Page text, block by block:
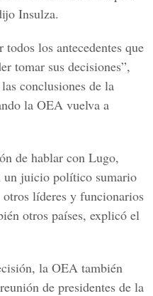
Insulza.
los antecedentes que
tomar sus decisiones”,
conclusiones de la
la OEA vuelva a
de hablar con Lugo,
un juicio político sumario
líderes y funcionarios
otros países, explicó el
la OEA también
de presidentes de la